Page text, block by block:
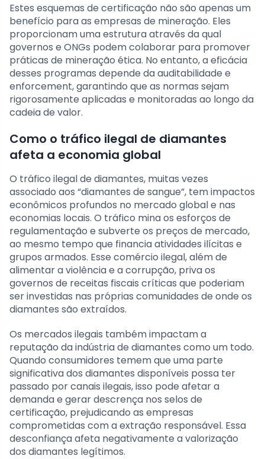
Estes esquemas de certificação não são apenas um
benefício para as empresas de mineração. Eles
proporcionam uma estrutura através da qual
governos e ONGs podem colaborar para promover
práticas de mineração ética. No entanto, a eficácia
desses programas depende da auditabilidade e
enforcement, garantindo que as normas sejam
rigorosamente aplicadas e monitoradas ao longo da
cadeia de valor.
Como o tráfico ilegal de diamantes
afeta a economia global
O tráfico ilegal de diamantes, muitas vezes
associado aos “diamantes de sangue”, tem impactos
econômicos profundos no mercado global e nas
economias locais. O tráfico mina os esforços de
regulamentação e subverte os preços de mercado,
ao mesmo tempo que financia atividades ilícitas e
grupos armados. Esse comércio ilegal, além de
alimentar a violência e a corrupção, priva os
governos de receitas fiscais críticas que poderiam
ser investidas nas próprias comunidades de onde os
diamantes são extraídos.
Os mercados ilegais também impactam a
reputação da indústria de diamantes como um todo.
Quando consumidores temem que uma parte
significativa dos diamantes disponíveis possa ter
passado por canais ilegais, isso pode afetar a
demanda e gerar descrença nos selos de
certificação, prejudicando as empresas
comprometidas com a extração responsável. Essa
desconfiança afeta negativamente a valorização
dos diamantes legítimos.